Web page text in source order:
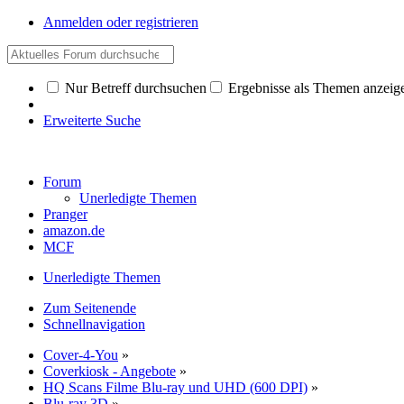
Anmelden oder registrieren
Nur Betreff durchsuchen Ergebnisse als Themen
Erweiterte Suche
Forum
Unerledigte Themen
Pranger
amazon.de
MCF
Unerledigte Themen
Zum Seitenende
Schnellnavigation
Cover-4-You »
Coverkiosk - Angebote »
HQ Scans Filme Blu-ray und UHD (600 DPI) »